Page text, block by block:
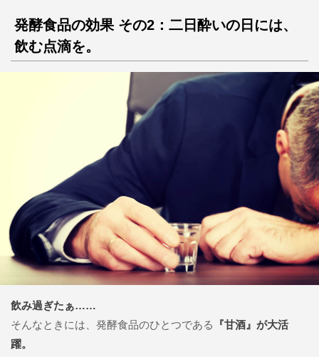
発酵食品の効果 その2：二日酔いの日には、
飲む点滴を。
飲み過ぎたぁ……
そんなときには、発酵食品のひとつである
『甘酒』が大活
躍。